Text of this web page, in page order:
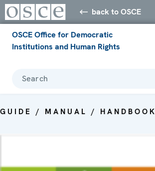
back to OSCE
OSCE Office for Democratic
Institutions and Human Rights
Search
GUIDE / MANUAL / HANDBOOK